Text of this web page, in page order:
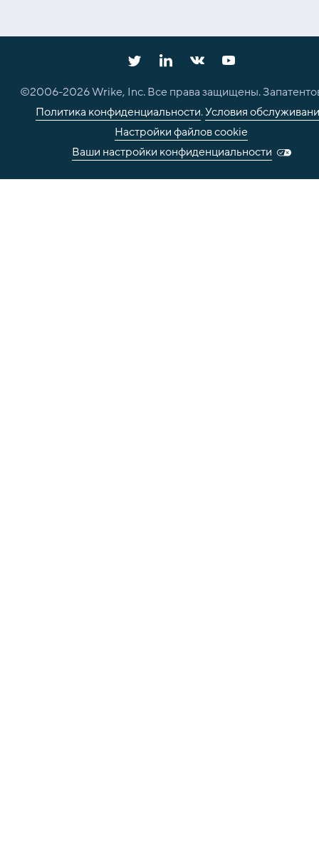
©2006-2026Wrike, Inc. Все права защищены.
Политика конфиденциальности.Условия
Настройки файлов cookie
Ваши настройки конфиденциальности